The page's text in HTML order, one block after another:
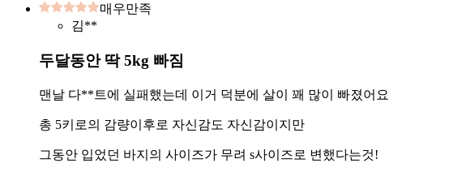
매우만족
김**
두달동안 딱 5kg 빠짐
맨날 다**트에 실패했는데 이거 덕분에 살이 꽤 많이 빠졌어요
총 5키로의 감량이후로 자신감도 자신감이지만
그동안 입었던 바지의 사이즈가 무려 s사이즈로 변했다는것!